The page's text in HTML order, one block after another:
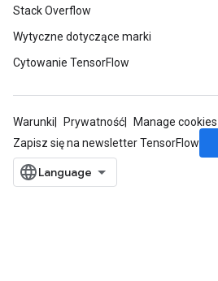
Stack Overflow
Wytyczne dotyczące marki
Cytowanie TensorFlow
Warunki Prywatność
Manage cookies
Zapisz się na newsletter TensorFlow